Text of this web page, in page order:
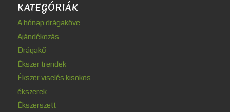
KATEGÓRIÁK
A hónap drágaköve
Ajándékozás
Drágakő
Ékszer trendek
Ékszer viselés kisokos
ékszerek
Ékszerszett